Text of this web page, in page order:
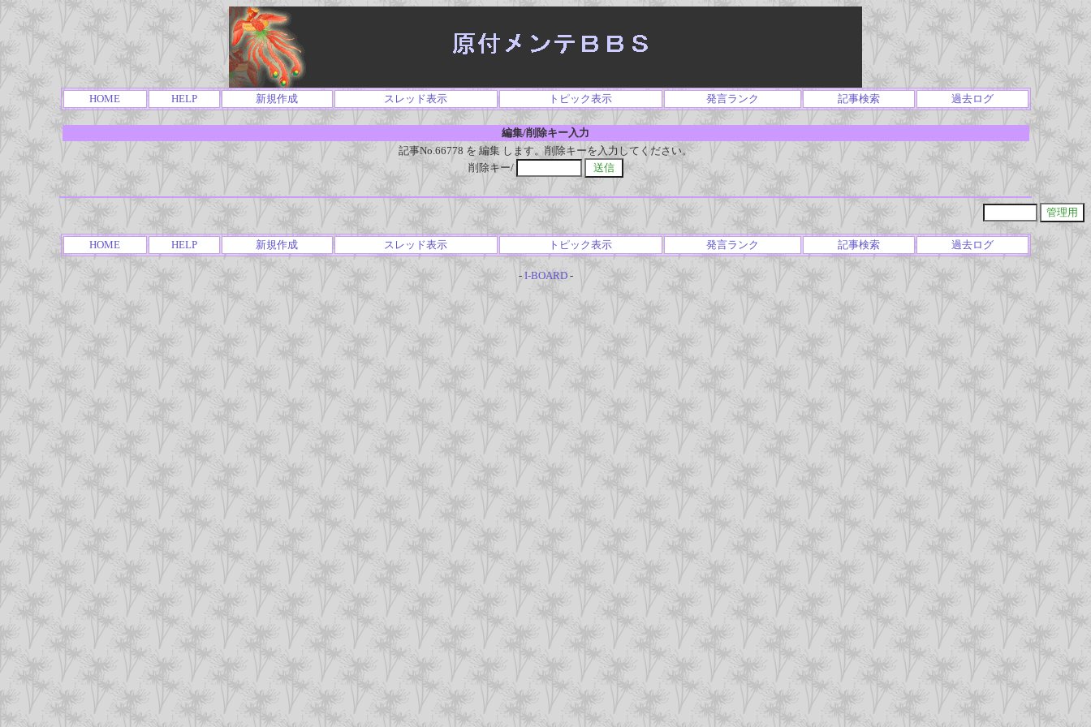
HOME HELP 新規作成 スレッド表示 トピック表示 発言ランク 記事検索 過去ログ
編集/削除キー入力
記事No.66778 を 編集 します。削除キーを入力してください。
削除キー/
HOME HELP 新規作成 スレッド表示 トピック表示 発言ランク 記事検索 過去ログ
- I-BOARD-